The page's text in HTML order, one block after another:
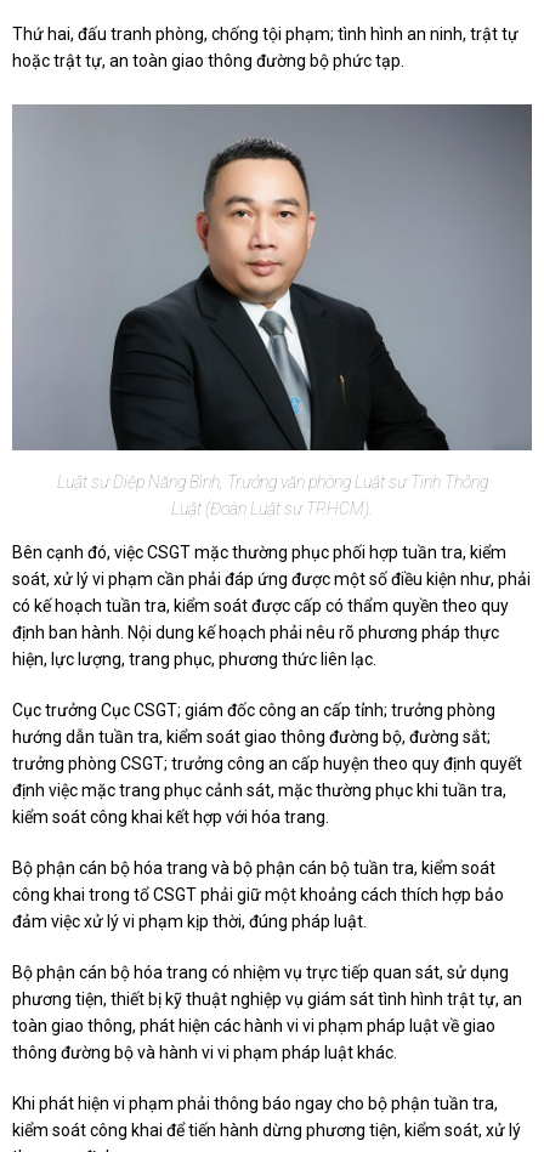
Thứ hai, đấu tranh phòng, chống tội phạm; tình hình an ninh, trật tự
hoặc trật tự, an toàn giao thông đường bộ phức tạp.
Luật sư Diệp Năng Bình, Trưởng văn phòng Luật sư Tinh Thông
Luật (Đoàn Luật sư TP.HCM).
Bên cạnh đó, việc CSGT mặc thường phục phối hợp tuần tra, kiểm
soát, xử lý vi phạm cần phải đáp ứng được một số điều kiện như, phải
có kế hoạch tuần tra, kiểm soát được cấp có thẩm quyền theo quy
định ban hành. Nội dung kế hoạch phải nêu rõ phương pháp thực
hiện, lực lượng, trang phục, phương thức liên lạc.
Cục trưởng Cục CSGT; giám đốc công an cấp tỉnh; trưởng phòng
hướng dẫn tuần tra, kiểm soát giao thông đường bộ, đường sắt;
trưởng phòng CSGT; trưởng công an cấp huyện theo quy định quyết
định việc mặc trang phục cảnh sát, mặc thường phục khi tuần tra,
kiểm soát công khai kết hợp với hóa trang.
Bộ phận cán bộ hóa trang và bộ phận cán bộ tuần tra, kiểm soát
công khai trong tổ CSGT phải giữ một khoảng cách thích hợp bảo
đảm việc xử lý vi phạm kịp thời, đúng pháp luật.
Bộ phận cán bộ hóa trang có nhiệm vụ trực tiếp quan sát, sử dụng
phương tiện, thiết bị kỹ thuật nghiệp vụ giám sát tình hình trật tự, an
toàn giao thông, phát hiện các hành vi vi phạm pháp luật về giao
thông đường bộ và hành vi vi phạm pháp luật khác.
Khi phát hiện vi phạm phải thông báo ngay cho bộ phận tuần tra,
kiểm soát công khai để tiến hành dừng phương tiện, kiểm soát, xử lý